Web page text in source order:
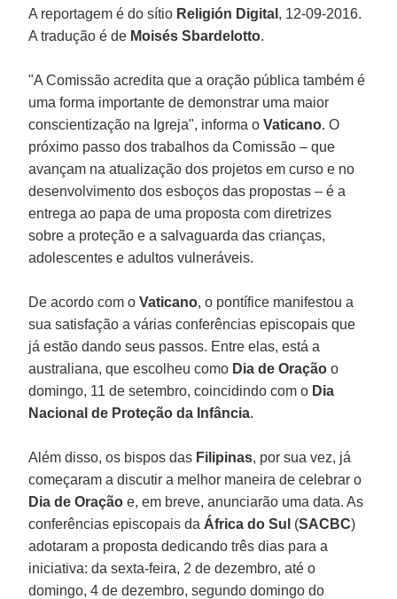
A reportagem é do sítio Religión Digital , 12-09-2016.
A tradução é de Moisés Sbardelotto.
"A Comissão acredita que a oração pública também é
uma forma importante de demonstrar uma maior
conscientização na Igreja", informa oVaticano. O
próximo passo dos trabalhos da Comissão – que
avançam na atualização dos projetos em curso e no
desenvolvimento dos esboços das propostas – é a
entrega ao papa de uma proposta com diretrizes
sobre a proteção e a salvaguarda das crianças,
adolescentes e adultos vulneráveis.
De acordo com oVaticano, o pontífice manifestou a
sua satisfação a várias conferências episcopais que
já estão dando seus passos. Entre elas, está a
australiana, que escolheu como Dia de Oração o
domingo, 11 de setembro, coincidindo com o Dia
Nacional de Proteção da Infância.
Além disso, os bispos das Filipinas, por sua vez, já
começaram a discutir a melhor maneira de celebrar o
Dia de Oração e, em breve, anunciarão uma data. As
conferências episcopais da África do Sul (SACBC)
adotaram a proposta dedicando três dias para a
iniciativa: da sexta-feira, 2 de dezembro, até o
domingo, 4 de dezembro, segundo domingo do